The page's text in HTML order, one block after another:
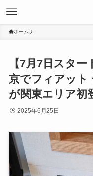
ホーム
【7月7日スタ
京でフィアット
が関東エリア初
2025年6月25日